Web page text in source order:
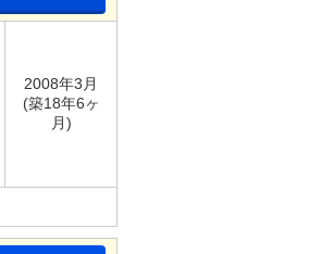
2008年3月
(築18年6ヶ
月)